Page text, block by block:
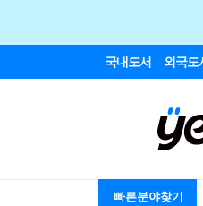
국내도서 외국도
빠른분야찾기